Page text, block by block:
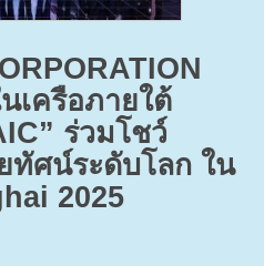
เครือภายใต้
ร่วมโชว์
ทัศน์ระดับโลก ใน
2025